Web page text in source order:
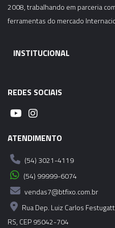
17,50-17,00MM
02750 - ANEL DE VEDAÇÃO
02751 - ANEL DE VEDAÇÃO
18,50-18,00MM
02752 - ANEL DE VEDAÇÃO
2008, trabalhando em parceria
ferramentas do mercado
INSTITUCIONAL
REDES SOCIAIS
ATENDIMENTO
(54) 3021-4119
(54) 99999-6074
vendas7@btfixo.com.br
Rua Dep. Luiz Carlos
RS, CEP 95042-704